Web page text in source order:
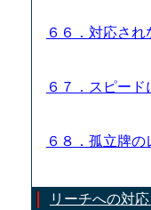
６６．対応さ
６７．スピー
６８．孤立牌
リーチへの対